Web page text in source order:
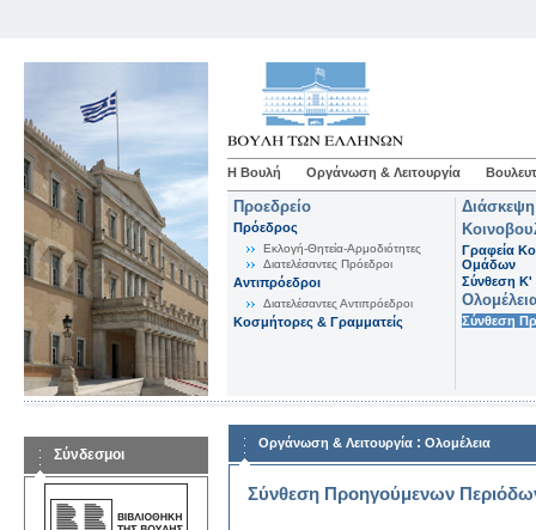
Η Βουλή Οργάνωση & Λειτουργία
Προεδρείο
Πρόεδρος
Εκλογή-Θητεία-Αρμοδιότητες
Διατελέσαντες Πρόεδροι
Αντιπρόεδροι
Διατελέσαντες Αντιπρόεδροι
Κοσμήτορες & Γραμματείς
Γραφεία
Ομάδων
Σύνθεση K'
Σύνθεση
Σύνδεσμοι
Οργάνωση & Λειτουργία : Ολομέλεια
Σύνθεση Προηγούμενων